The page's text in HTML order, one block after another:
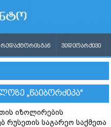
ᲠᲔᲓᲐᲥᲢᲝᲠᲘᲡᲒᲐᲜ ᲕᲘᲓᲔᲝᲐᲠᲥᲘᲕᲘ
„ᲬᲐᲘᲑᲝᲠᲫᲘᲙᲐ“
იზოლირების
რუსეთის საგარეო საქმეთა